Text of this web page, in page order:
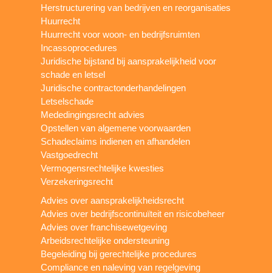
Herstructurering van bedrijven en reorganisaties
Huurrecht
Huurrecht voor woon- en bedrijfsruimten
Incassoprocedures
Juridische bijstand bij aansprakelijkheid voor
schade en letsel
Juridische contractonderhandelingen
Letselschade
Mededingingsrecht advies
Opstellen van algemene voorwaarden
Schadeclaims indienen en afhandelen
Vastgoedrecht
Vermogensrechtelijke kwesties
Verzekeringsrecht
Advies over aansprakelijkheidsrecht
Advies over bedrijfscontinuïteit en risicobeheer
Advies over franchisewetgeving
Arbeidsrechtelijke ondersteuning
Begeleiding bij gerechtelijke procedures
Compliance en naleving van regelgeving